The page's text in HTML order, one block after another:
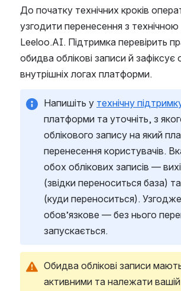
До початку технічних кроків
узгодити перенесення з
Leeloo.AI. Підтримка перевірить
обидва облікові записи й зафіксує
внутрішніх логах платформи.
Напишіть у технічну
платформи та уточніть, з
облікового запису на який
перенесення користувачів.
обох облікових записів —
(звідки переноситься база)
(куди переноситься).
обов’язкове — без нього
запускається.
Обидва облікові записи
активними та належати вашій